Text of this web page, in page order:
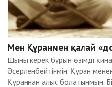
Мен Құранмен қалай
Шыны керек бұрын өзімді
Әсерленбейтінмін. Құран
Құраннан алыс болатынмын.